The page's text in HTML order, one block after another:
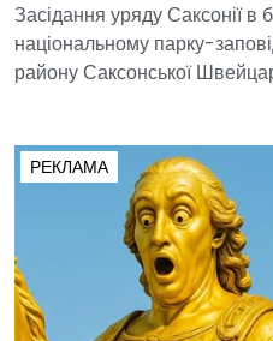
Засідання уряду Саксонії в
національному парку-
району Саксонської
РЕКЛАМА